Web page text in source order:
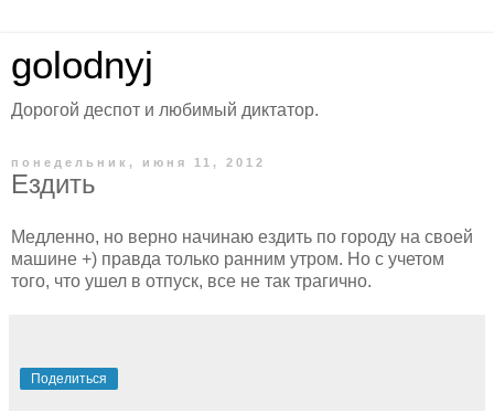
golodnyj
Дорогой деспот и любимый диктатор.
понедельник, июня 11, 2012
Ездить
Медленно, но верно начинаю ездить по городу на своей
машине +) правда только ранним утром. Но с учетом
того, что ушел в отпуск, все не так трагично.
Поделиться